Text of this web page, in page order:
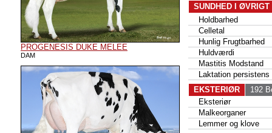
PROGENESIS DUKE MELEE
DAM
SUNDHED I ØVRIGT
Holdbarhed
Celletal
Hunlig Frugtbarhed
Huldværdi
Mastitis Modstand
Laktation persistens
EKSTERIØR
192
Eksteriør
Malkeorganer
Lemmer og klove